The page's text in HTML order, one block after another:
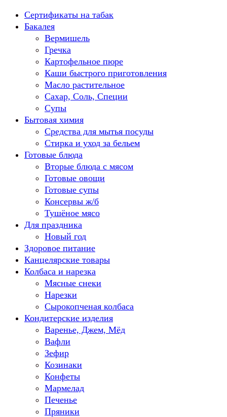
Перейти
содержанию
Сертификаты на табак
Бакалея
Вермишель
Гречка
Картофельное пюре
Каши быстрого приготовления
Масло растительное
Сахар, Соль, Специи
Супы
Бытовая химия
Средства для мытья посуды
Стирка и уход за бельем
Готовые блюда
Вторые блюда с мясом
Готовые овощи
Готовые супы
Консервы ж/б
Тушёное мясо
Для праздника
Новый год
Здоровое питание
Канцелярские товары
Колбаса и нарезка
Мясные снеки
Нарезки
Сырокопченая колбаса
Кондитерские изделия
Варенье, Джем, Мёд
Вафли
Зефир
Козинаки
Конфеты
Мармелад
Печенье
Пряники